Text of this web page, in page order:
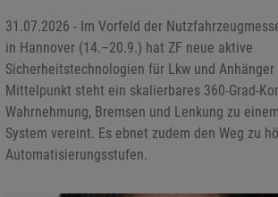
31.07.2026 - Im Vorfeld der
in Hannover (14.–20.9.) hat ZF neue aktive
Sicherheitstechnologien für Lkw und
Mittelpunkt steht ein skalierbares 360-Grad-
Wahrnehmung, Bremsen und Lenkung zu
System vereint. Es ebnet zudem den Weg zu
Automatisierungsstufen.